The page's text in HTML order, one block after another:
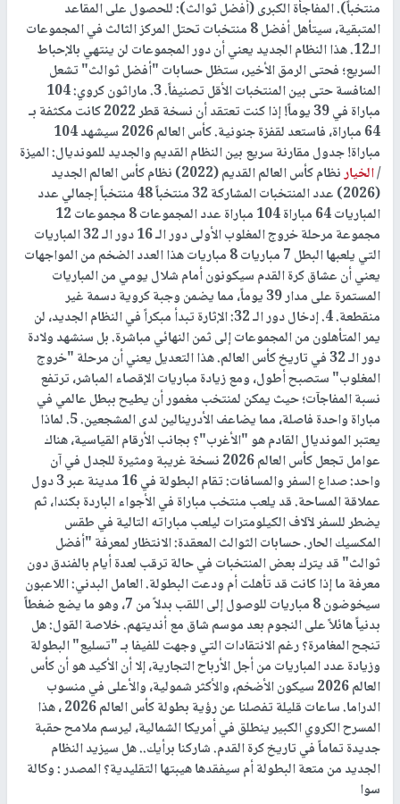
منتخباً). المفاجأة الكبرى (أفضل ثوالث): للحصول على المقاعد
المتبقية، سيتأهل أفضل 8 منتخبات تحتل المركز الثالث في المجموعات
الـ12. هذا النظام الجديد يعني أن دور المجموعات لن ينتهي بالإحباط
السريع؛ فحتى الرمق الأخير، ستظل حسابات "أفضل ثوالث" تشعل
المنافسة حتى بين المنتخبات الأقل تصنيفاً. 3. ماراثون كروي: 104
مباراة في 39 يوماً! إذا كنت تعتقد أن نسخة قطر 2022 كانت مكثفة بـ
64 مباراة، فاستعد لقفزة جنونية. كأس العالم 2026 سيشهد 104
مباراة! جدول مقارنة سريع بين النظام القديم والجديد للمونديال: الميزة
/الخيار
نظام كأس العالم القديم (2022) نظام كأس العالم الجديد
(2026) عدد المنتخبات المشاركة 32 منتخباً 48 منتخباً إجمالي عدد
المباريات 64 مباراة 104 مباراة عدد المجموعات 8 مجموعات 12
مجموعة مرحلة خروج المغلوب الأولى دور الـ 16 دور الـ 32 المباريات
التي يلعبها البطل 7 مباريات 8 مباريات هذا العدد الضخم من المواجهات
يعني أن عشاق كرة القدم سيكونون أمام شلال يومي من المباريات
المستمرة على مدار 39 يوماً، مما يضمن وجبة كروية دسمة غير
منقطعة. 4. إدخال دور الـ 32: الإثارة تبدأ مبكراً في النظام الجديد، لن
يمر المتأهلون من المجموعات إلى ثمن النهائي مباشرة. بل سنشهد ولادة
دور الـ 32 في تاريخ كأس العالم. هذا التعديل يعني أن مرحلة "خروج
المغلوب" ستصبح أطول، ومع زيادة مباريات الإقصاء المباشر، ترتفع
نسبة المفاجآت؛ حيث يمكن لمنتخب مغمور أن يطيح ببطل عالمي في
مباراة واحدة فاصلة، مما يضاعف الأدرينالين لدى المشجعين. 5. لماذا
يعتبر المونديال القادم هو "الأغرب"؟ بجانب الأرقام القياسية، هناك
عوامل تجعل كأس العالم 2026 نسخة غريبة ومثيرة للجدل في آن
واحد: صداع السفر والمسافات: تقام البطولة في 16 مدينة عبر 3 دول
عملاقة المساحة. قد يلعب منتخب مباراة في الأجواء الباردة بكندا، ثم
يضطر للسفر لآلاف الكيلومترات ليلعب مباراته التالية في طقس
المكسيك الحار. حسابات الثوالث المعقدة: الانتظار لمعرفة "أفضل
ثوالث" قد يترك بعض المنتخبات في حالة ترقب لعدة أيام بالفندق دون
معرفة ما إذا كانت قد تأهلت أم ودعت البطولة. العامل البدني: اللاعبون
سيخوضون 8 مباريات للوصول إلى اللقب بدلاً من 7، وهو ما يضع ضغطاً
بدنياً هائلاً على النجوم بعد موسم شاق مع أنديتهم. خلاصة القول: هل
تنجح المغامرة؟ رغم الانتقادات التي وجهت للفيفا بـ "تسليع" البطولة
وزيادة عدد المباريات من أجل الأرباح التجارية، إلا أن الأكيد هو أن كأس
العالم 2026 سيكون الأضخم، والأكثر شمولية، والأعلى في منسوب
الدراما. ساعات قليلة تفصلنا عن رؤية بطولة كأس العالم 2026 ، هذا
المسرح الكروي الكبير ينطلق في أمريكا الشمالية، ليرسم ملامح حقبة
جديدة تماماً في تاريخ كرة القدم. شاركنا برأيك.. هل سيزيد النظام
الجديد من متعة البطولة أم سيفقدها هيبتها التقليدية؟ المصدر : وكالة
سوا